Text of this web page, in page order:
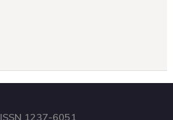
ISSN 1237-6051